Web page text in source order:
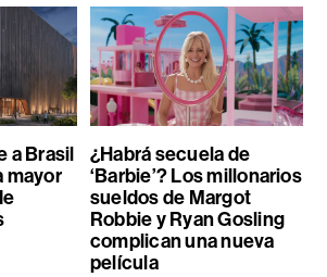
a Brasil
mayor
¿Habrá secuela de
‘Barbie’? Los millonarios
sueldos de Margot
Robbie y Ryan Gosling
complican una nueva
película